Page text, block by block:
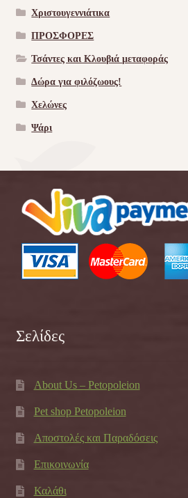
Χριστουγεννιάτικα
ΠΡΟΣΦΟΡΕΣ
Τσάντες και Κλουβιά μεταφοράς
Δώρα για φιλόζωους!
Χελώνες
Ψάρι
Σελίδες
About Us – Petopoleion
Pet shop Petopoleion
Αποστολές και Παραδόσεις
Επικοινωνία
Καλάθι